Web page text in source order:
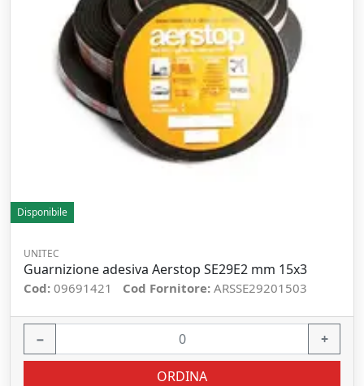
Disponibile
UNITEC
Guarnizione adesiva Aerstop SE29E2 mm 15x3
Cod: 09691421 Cod Fornitore: ARSSE29201503
− +
ORDINA